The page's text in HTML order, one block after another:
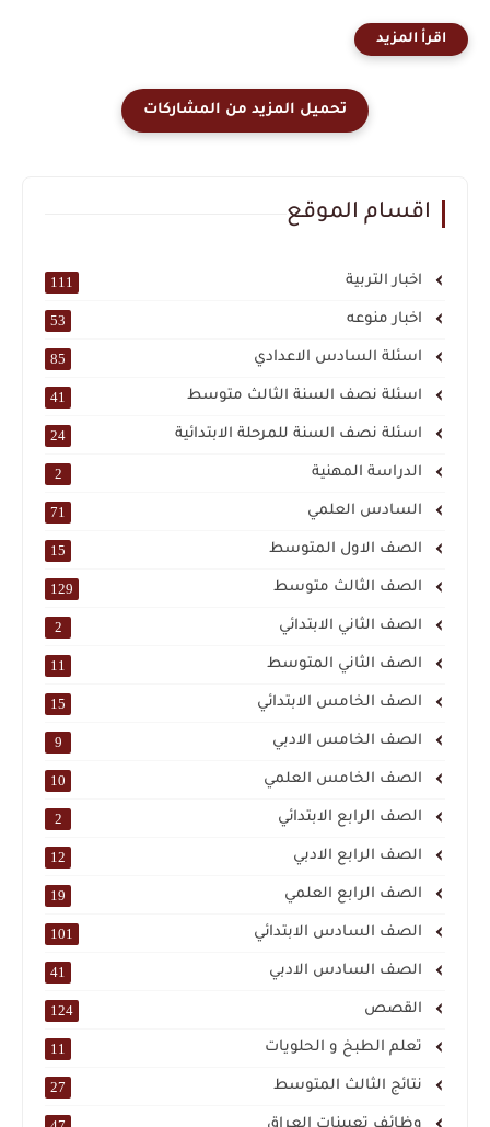
اقسام الموقع
اخبار التربية 111
اخبار منوعه 53
اسئلة السادس الاعدادي 85
اسئلة نصف السنة الثالث متوسط 41
اسئلة نصف السنة للمرحلة الابتدائية 24
الدراسة المهنية 2
السادس العلمي 71
الصف الاول المتوسط 15
الصف الثالث متوسط 129
الصف الثاني الابتدائي 2
الصف الثاني المتوسط 11
الصف الخامس الابتدائي 15
الصف الخامس الادبي 9
الصف الخامس العلمي 10
الصف الرابع الابتدائي 2
الصف الرابع الادبي 12
الصف الرابع العلمي 19
الصف السادس الابتدائي 101
الصف السادس الادبي 41
القصص 124
تعلم الطبخ و الحلويات 11
نتائج الثالث المتوسط 27